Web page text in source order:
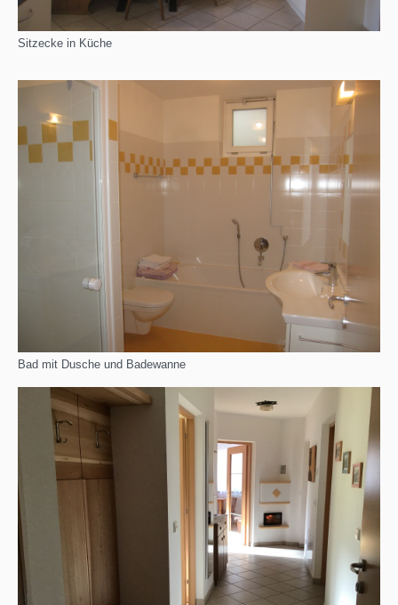
Sitzecke in Küche
Bad mit Dusche und Badewanne